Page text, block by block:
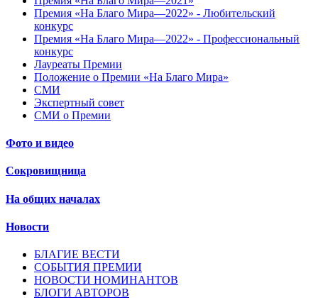
Премия «На Благо Мира—2022» - Любительский
конкурс
Премия «На Благо Мира—2022» - Профессиональный
конкурс
Лауреаты Премии
Положение о Премии «На Благо Мира»
СМИ
Экспертный совет
СМИ о Премии
Фото и видео
Сокровищница
На общих началах
Новости
БЛАГИЕ ВЕСТИ
СОБЫТИЯ ПРЕМИИ
НОВОСТИ НОМИНАНТОВ
БЛОГИ АВТОРОВ